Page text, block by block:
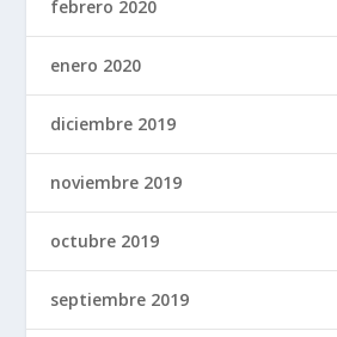
febrero 2020
enero 2020
diciembre 2019
noviembre 2019
octubre 2019
septiembre 2019